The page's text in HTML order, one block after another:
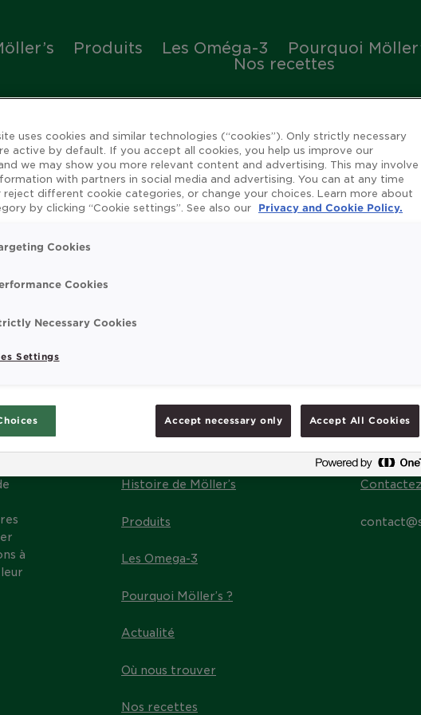
Produits Les Oméga-3 Pourquoi
Nos recettes
de l'huile de foie
Vitamines et
à
MENU
Histoire de Möller’s
Produits
Les Omega-3
Pourquoi Möller’s ?
Actualité
Où nous trouver
Nos recettes
CONTACT
uses cookies and similar technologies (“cookies”). Only strictly necessary
active by default. If you accept all cookies, you help us improve our
we may show you more relevant content and advertising. This may involve
with partners in social media and advertising. You can at any time
reject different cookie categories, or change your choices. Learn more about
by clicking “Cookie settings”. See also our
Privacy and Cookie Policy.
Cookies
Cookies
Necessary Cookies
Settings
Accept necessary only Accept All Cookies